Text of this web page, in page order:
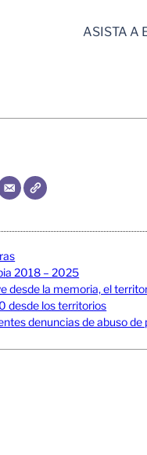
ASISTA A
2018 – 2025
desde la memoria, el
desde los territorios
denuncias de abuso de